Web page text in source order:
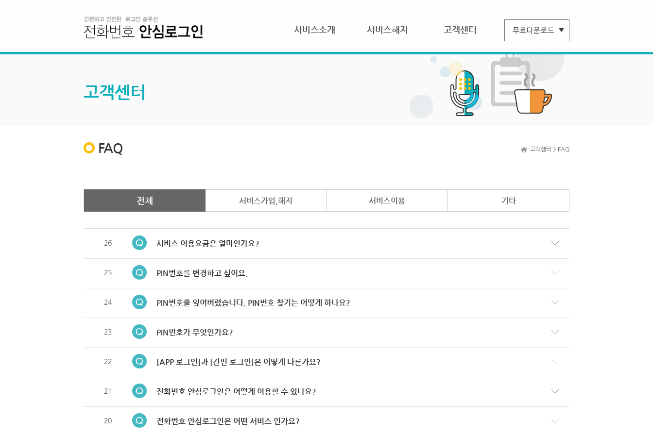
서비스소개 서비스해지 고객센터
고객센터
FAQ 고객센터 > FAQ
전체 서비스가입,해지 서비스이용 기타
26 서비스 이용요금은 얼마인가요?
25 PIN번호를 변경하고 싶어요.
24 PIN번호를 잊어버렸습니다. PIN번호 찾기는 어떻게 하나요?
23 PIN번호가 무엇인가요?
22 [APP 로그인]과 [간편 로그인]은 어떻게 다른가요?
21 전화번호 안심로그인은 어떻게 이용할 수 있나요?
20 전화번호 안심로그인은 어떤 서비스 인가요?